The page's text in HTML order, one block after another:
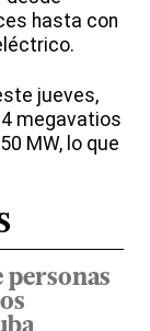
hasta con
jueves,
megavatios
MW, lo que
personas